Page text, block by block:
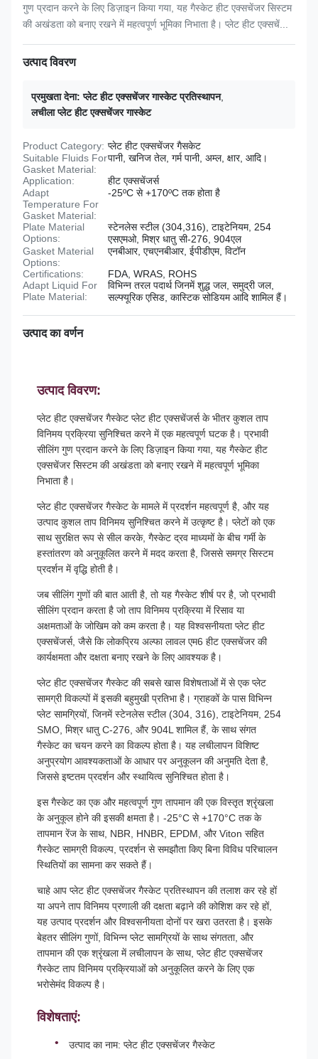
गुण प्रदान करने के लिए डिज़ाइन किया गया, यह गैस्केट हीट एक्सचेंजर सिस्टम
की अखंडता को बनाए रखने में महत्वपूर्ण भूमिका निभाता है। प्लेट हीट एक्सचें...
उत्पाद विवरण
प्रमुखता देना: प्लेट हीट एक्सचेंजर गास्केट प्रतिस्थापन,
लचीला प्लेट हीट एक्सचेंजर गास्केट
Product Category: प्लेट हीट एक्सचेंजर गैसकेट
Suitable Fluids For
Gasket Material:
पानी, खनिज तेल, गर्म पानी, अम्ल, क्षार, आदि।
Application:
हीट एक्सचेंजर्स
Adapt
Temperature For
Gasket Material:
-25ºC से +170ºC तक होता है
Plate Material
Options:
स्टेनलेस स्टील (304,316), टाइटेनियम, 254
एसएमओ, मिश्र धातु सी-276, 904एल
Gasket Material
Options:
एनबीआर, एचएनबीआर, ईपीडीएम, विटॉन
Certifications:
FDA, WRAS, ROHS
Adapt Liquid For
Plate Material:
विभिन्न तरल पदार्थ जिनमें शुद्ध जल, समुद्री जल,
सल्फ्यूरिक एसिड, कास्टिक सोडियम आदि शामिल हैं।
उत्पाद का वर्णन
उत्पाद विवरण:
प्लेट हीट एक्सचेंजर गैस्केट प्लेट हीट एक्सचेंजर्स के भीतर कुशल ताप
विनिमय प्रक्रिया सुनिश्चित करने में एक महत्वपूर्ण घटक है। प्रभावी
सीलिंग गुण प्रदान करने के लिए डिज़ाइन किया गया, यह गैस्केट हीट
एक्सचेंजर सिस्टम की अखंडता को बनाए रखने में महत्वपूर्ण भूमिका
निभाता है।
प्लेट हीट एक्सचेंजर गैस्केट के मामले में प्रदर्शन महत्वपूर्ण है, और यह
उत्पाद कुशल ताप विनिमय सुनिश्चित करने में उत्कृष्ट है। प्लेटों को एक
साथ सुरक्षित रूप से सील करके, गैस्केट द्रव माध्यमों के बीच गर्मी के
हस्तांतरण को अनुकूलित करने में मदद करता है, जिससे समग्र सिस्टम
प्रदर्शन में वृद्धि होती है।
जब सीलिंग गुणों की बात आती है, तो यह गैस्केट शीर्ष पर है, जो प्रभावी
सीलिंग प्रदान करता है जो ताप विनिमय प्रक्रिया में रिसाव या
अक्षमताओं के जोखिम को कम करता है। यह विश्वसनीयता प्लेट हीट
एक्सचेंजर्स, जैसे कि लोकप्रिय अल्फा लावल एम6 हीट एक्सचेंजर की
कार्यक्षमता और दक्षता बनाए रखने के लिए आवश्यक है।
प्लेट हीट एक्सचेंजर गैस्केट की सबसे खास विशेषताओं में से एक प्लेट
सामग्री विकल्पों में इसकी बहुमुखी प्रतिभा है। ग्राहकों के पास विभिन्न
प्लेट सामग्रियों, जिनमें स्टेनलेस स्टील (304, 316), टाइटेनियम, 254
SMO, मिश्र धातु C-276, और 904L शामिल हैं, के साथ संगत
गैस्केट का चयन करने का विकल्प होता है। यह लचीलापन विशिष्ट
अनुप्रयोग आवश्यकताओं के आधार पर अनुकूलन की अनुमति देता है,
जिससे इष्टतम प्रदर्शन और स्थायित्व सुनिश्चित होता है।
इस गैस्केट का एक और महत्वपूर्ण गुण तापमान की एक विस्तृत श्रृंखला
के अनुकूल होने की इसकी क्षमता है। -25°C से +170°C तक के
तापमान रेंज के साथ, NBR, HNBR, EPDM, और Viton सहित
गैस्केट सामग्री विकल्प, प्रदर्शन से समझौता किए बिना विविध परिचालन
स्थितियों का सामना कर सकते हैं।
चाहे आप प्लेट हीट एक्सचेंजर गैस्केट प्रतिस्थापन की तलाश कर रहे हों
या अपने ताप विनिमय प्रणाली की दक्षता बढ़ाने की कोशिश कर रहे हों,
यह उत्पाद प्रदर्शन और विश्वसनीयता दोनों पर खरा उतरता है। इसके
बेहतर सीलिंग गुणों, विभिन्न प्लेट सामग्रियों के साथ संगतता, और
तापमान की एक श्रृंखला में लचीलापन के साथ, प्लेट हीट एक्सचेंजर
गैस्केट ताप विनिमय प्रक्रियाओं को अनुकूलित करने के लिए एक
भरोसेमंद विकल्प है।
विशेषताएं:
उत्पाद का नाम: प्लेट हीट एक्सचेंजर गैस्केट